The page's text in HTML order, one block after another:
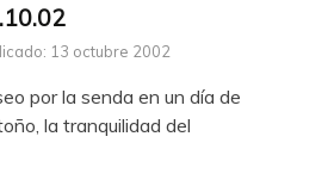
13 octubre 2002
por la senda en un día de
la tranquilidad del